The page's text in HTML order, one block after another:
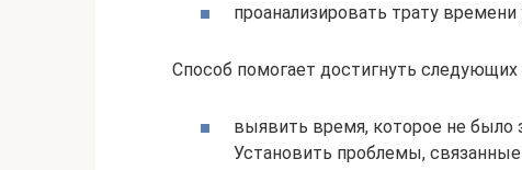
проанализировать трату
Способ помогает достигнуть следующих
выявить время, которое не было
Установить проблемы,